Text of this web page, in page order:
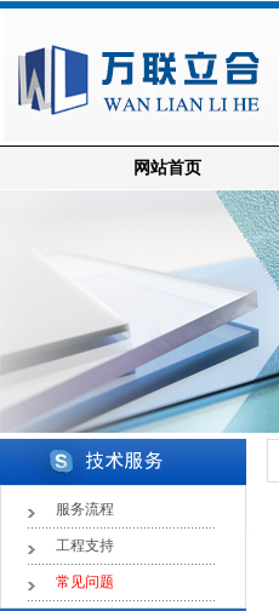
网站首页
服务流程
工程支持
常见问题